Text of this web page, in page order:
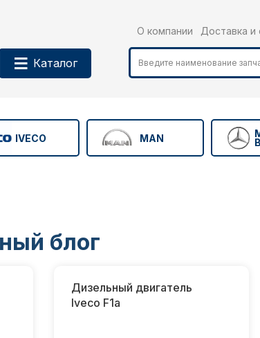
Каталог
О компании Доставка и
IVECO MAN
блог
Дизельный двигатель
Iveco F1a